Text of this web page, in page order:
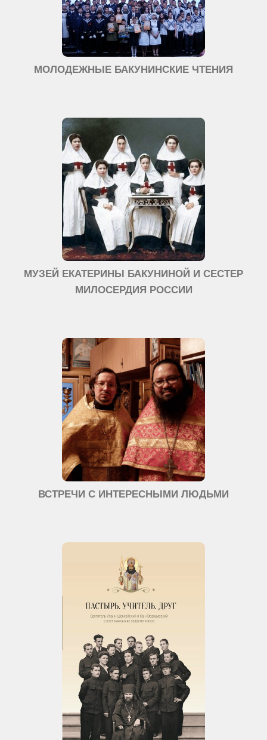
МОЛОДЕЖНЫЕ БАКУНИНСКИЕ ЧТЕНИЯ
МУЗЕЙ ЕКАТЕРИНЫ БАКУНИНОЙ И СЕСТЕР
МИЛОСЕРДИЯ РОССИИ
ВСТРЕЧИ С ИНТЕРЕСНЫМИ ЛЮДЬМИ